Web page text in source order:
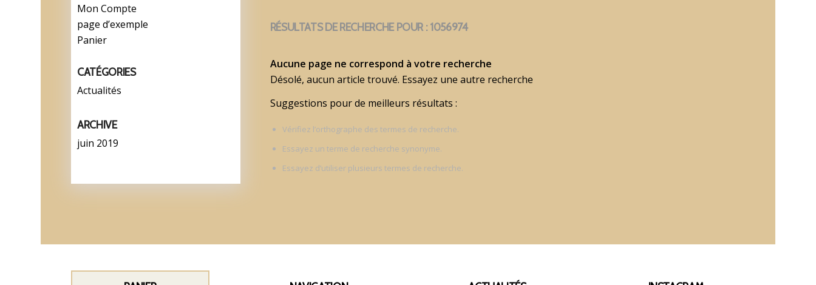
RÉSULTATS DE RECHERCHE POUR : 1056974
Aucune page ne correspond à votre recherche
Désolé, aucun article trouvé. Essayez une autre recherche
Suggestions pour de meilleurs résultats :
Vérifiez l’orthographe des termes de recherche.
Essayez un terme de recherche synonyme.
Essayez d’utiliser plusieurs termes de recherche.
Mon Compte
page d’exemple
Panier
CATÉGORIES
Actualités
ARCHIVE
juin 2019